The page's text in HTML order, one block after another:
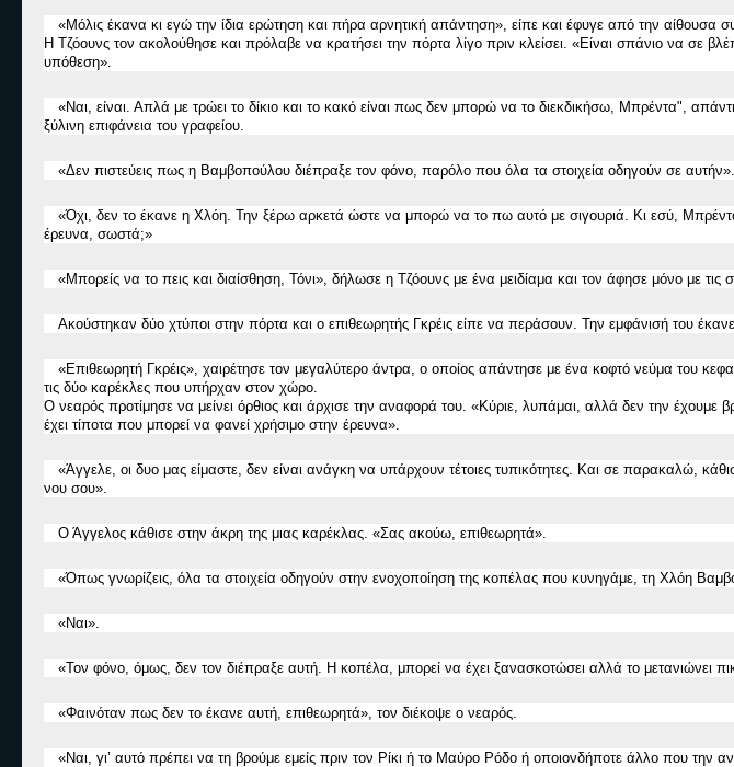
«Μόλις έκανα κι εγώ την ίδια ερώτηση και πήρα αρνητική απάντηση», είπε και έφυγε από την αίθουσα
Η Τζόουνς τον ακολούθησε και πρόλαβε να κρατήσει την πόρτα λίγο πριν κλείσει. «Είναι σπάνιο να σε
υπόθεση».
«Ναι, είναι. Απλά με τρώει το δίκιο και το κακό είναι πως δεν μπορώ να το διεκδικήσω, Μπρέντα",
ξύλινη επιφάνεια του γραφείου.
«Δεν πιστεύεις πως η Βαμβοπούλου διέπραξε τον φόνο, παρόλο που όλα τα στοιχεία οδηγούν σε αυτήν».
«Όχι, δεν το έκανε η Χλόη. Την ξέρω αρκετά ώστε να μπορώ να το πω αυτό με σιγουριά. Κι εσύ,
έρευνα, σωστά;»
«Μπορείς να το πεις και διαίσθηση, Τόνι», δήλωσε η Τζόουνς με ένα μειδίαμα και τον άφησε μόνο με τις
Ακούστηκαν δύο χτύποι στην πόρτα και ο επιθεωρητής Γκρέις είπε να περάσουν. Την εμφάνισή του
«Επιθεωρητή Γκρέις», χαιρέτησε τον μεγαλύτερο άντρα, ο οποίος απάντησε με ένα κοφτό νεύμα του
τις δύο καρέκλες που υπήρχαν στον χώρο.
Ο νεαρός προτίμησε να μείνει όρθιος και άρχισε την αναφορά του. «Κύριε, λυπάμαι, αλλά δεν την έχουμε
έχει τίποτα που μπορεί να φανεί χρήσιμο στην έρευνα».
«Άγγελε, οι δυο μας είμαστε, δεν είναι ανάγκη να υπάρχουν τέτοιες τυπικότητες. Και σε παρακαλώ,
νου σου».
Ο Άγγελος κάθισε στην άκρη της μιας καρέκλας. «Σας ακούω, επιθεωρητά».
«Όπως γνωρίζεις, όλα τα στοιχεία οδηγούν στην ενοχοποίηση της κοπέλας που κυνηγάμε, τη Χλόη
«Ναι».
«Τον φόνο, όμως, δεν τον διέπραξε αυτή. Η κοπέλα, μπορεί να έχει ξανασκοτώσει αλλά το μετανιώνει
«Φαινόταν πως δεν το έκανε αυτή, επιθεωρητά», τον διέκοψε ο νεαρός.
«Ναι, γι’ αυτό πρέπει να τη βρούμε εμείς πριν τον Ρίκι ή το Μαύρο Ρόδο ή οποιονδήποτε άλλο που την